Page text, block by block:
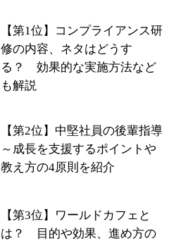
【第1位】コンプライアンス研
修の内容、ネタはどうす
る？ 効果的な実施方法など
も解説
【第2位】中堅社員の後輩指導
～成長を支援するポイントや
教え方の4原則を紹介
【第3位】ワールドカフェと
は？ 目的や効果、進め方の